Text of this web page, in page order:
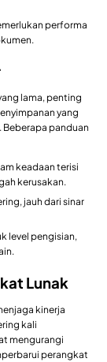
performa
lama, penting
yang
panduan
keadaan terisi
kerusakan.
jauh dari sinar
level pengisian,
Lunak
kinerja
kali
mengurangi
perangkat